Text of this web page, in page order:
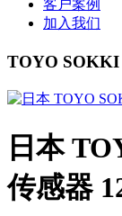
客户案例
加入我们
TOYO SOKKI
日本
传感器